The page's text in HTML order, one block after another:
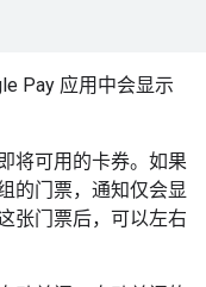
Pay 应用中会显示
将可用的卡券。如果
的门票，通知仅会显
张门票后，可以左右